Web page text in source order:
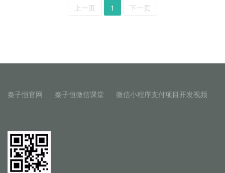
上一页 1 下一页
秦子恒官网 秦子恒微信课堂 微信小程序支付项目开发视频